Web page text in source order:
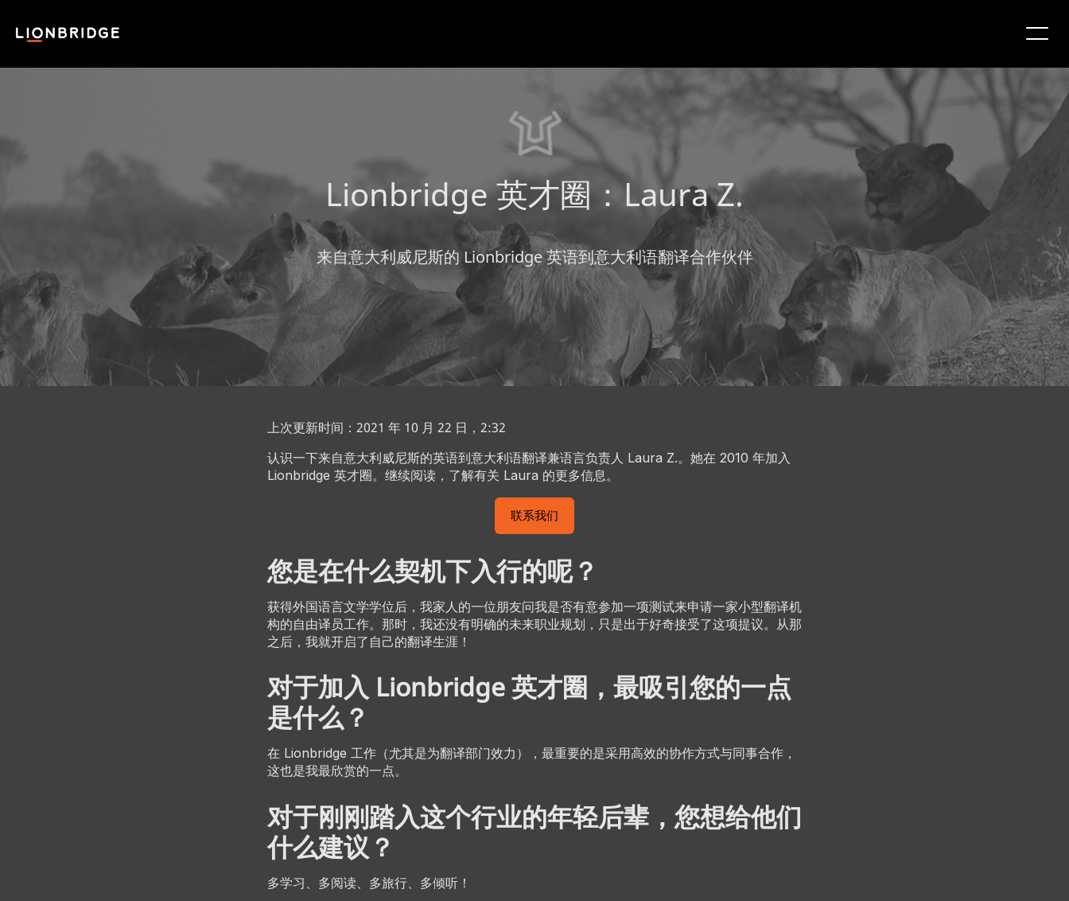
Lionbridge 英才圈：Laura Z.
来自意大利威尼斯的 Lionbridge 英语到意大利语翻译合作伙伴
上次更新时间：2021 年 10 月 22 日，2:32
认识一下来自意大利威尼斯的英语到意大利语翻译兼语言负责人 Laura Z.。她在 2010 年加入
Lionbridge 英才圈。继续阅读，了解有关 Laura 的更多信息。
联系我们
您是在什么契机下入行的呢？
获得外国语言文学学位后，我家人的一位朋友问我是否有意参加一项测试来申请一家小型翻译机
构的自由译员工作。那时，我还没有明确的未来职业规划，只是出于好奇接受了这项提议。从那
之后，我就开启了自己的翻译生涯！
对于加入 Lionbridge 英才圈，最吸引您的一点
是什么？
在 Lionbridge 工作（尤其是为翻译部门效力），最重要的是采用高效的协作方式与同事合作，
这也是我最欣赏的一点。
对于刚刚踏入这个行业的年轻后辈，您想给他们
什么建议？
多学习、多阅读、多旅行、多倾听！